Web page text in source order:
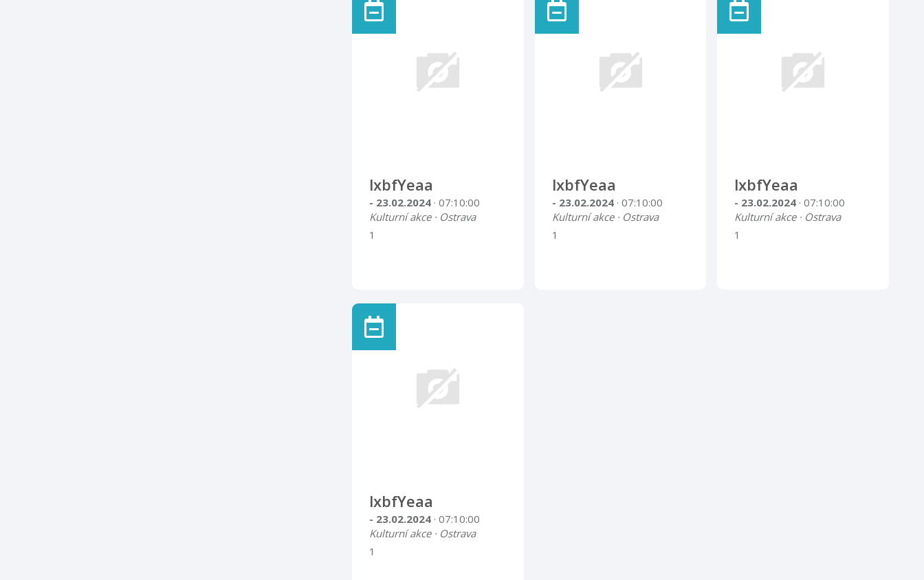
lxbfYeaa
- 23.02.2024 · 07:10:00
Kulturní akce · Ostrava
1
lxbfYeaa
- 23.02.2024 · 07:10:00
Kulturní akce · Ostrava
1
lxbfYeaa
- 23.02.2024 · 07:10:00
Kulturní akce · Ostrava
1
lxbfYeaa
- 23.02.2024 · 07:10:00
Kulturní akce · Ostrava
1